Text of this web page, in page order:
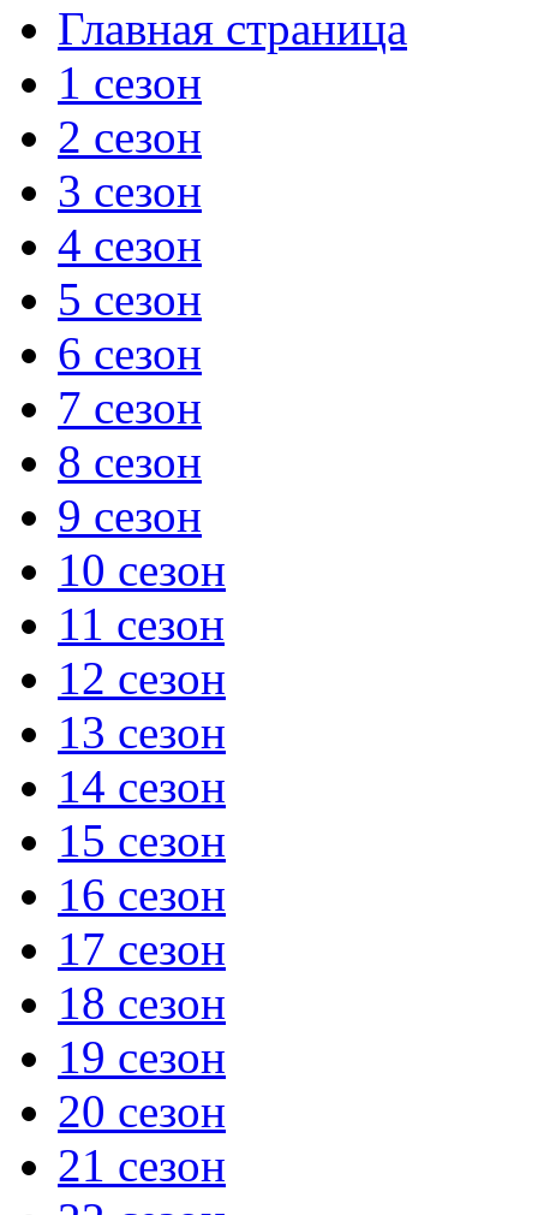
Главная страница
1 сезон
2 сезон
3 сезон
4 сезон
5 сезон
6 сезон
7 сезон
8 сезон
9 сезон
10 сезон
11 сезон
12 сезон
13 сезон
14 сезон
15 сезон
16 сезон
17 сезон
18 сезон
19 сезон
20 сезон
21 сезон